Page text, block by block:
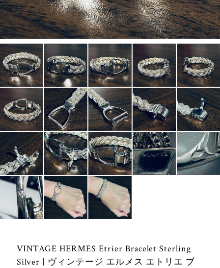
VINTAGE HERMES Etrier Bracelet Sterling
Silver | ヴィンテージ エルメス エトリエ ブ